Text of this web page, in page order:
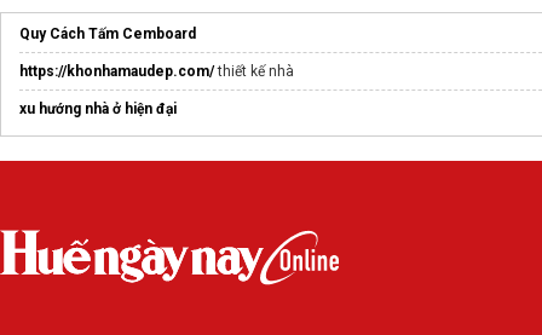
Quy Cách Tấm Cemboard
https://khonhamaudep.com/thiết kế nhà
xu hướng nhà ở hiện đại